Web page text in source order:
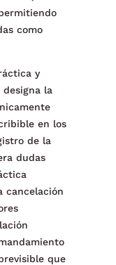
como
y
la
en los
de la
dudas
cancelación
que